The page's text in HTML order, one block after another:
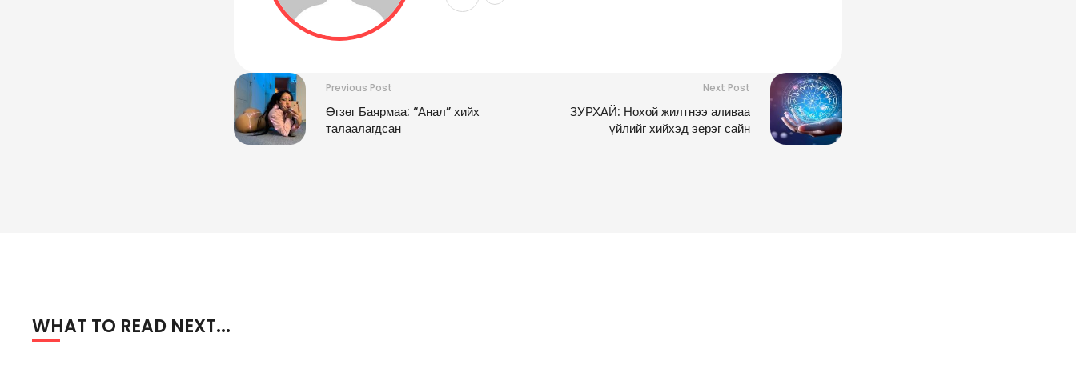
Previous Post
Өгзөг Баярмаа: “Анал” хийх
талаалагдсан
Next Post
ЗУРХАЙ: Нохой жилтнээ аливаа
үйлийг хийхэд эерэг сайн
WHAT TO READ NEXT...